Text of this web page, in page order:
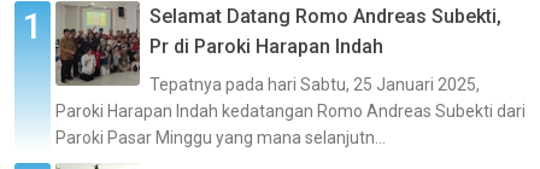
Selamat Datang Romo Andreas Subekti,
Pr di Paroki Harapan Indah
Tepatnya pada hari Sabtu, 25 Januari 2025,
Paroki Harapan Indah kedatangan Romo Andreas Subekti dari
Paroki Pasar Minggu yang mana selanjutn...